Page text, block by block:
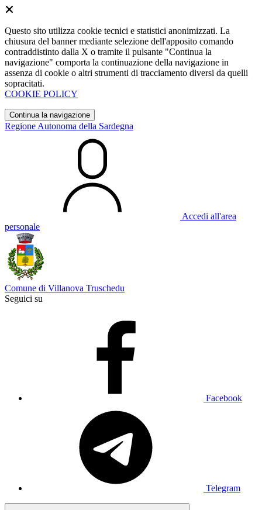
Questo sito utilizza cookie tecnici e statistici anonimizzati. La
chiusura del banner mediante selezione dell'apposito comando
contraddistinto dalla X o tramite il pulsante "Continua la
navigazione" comporta la continuazione della navigazione in
assenza di cookie o altri strumenti di tracciamento diversi da quelli
sopracitati.
COOKIE POLICY
Continua la navigazione
Regione Autonoma della Sardegna
Accedi all'area
personale
Comune di Villanova Truschedu
Seguici su
Facebook
Telegram